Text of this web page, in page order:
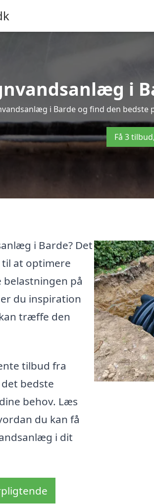
i
i Barde og find den
Få 3
i Barde? Det
at optimere
på
du inspiration
træffe den
tilbud fra
bedste
behov. Læs
du kan få
i dit